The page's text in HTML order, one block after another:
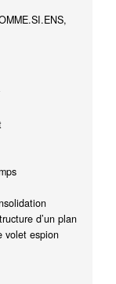
d’un plan
volet espion